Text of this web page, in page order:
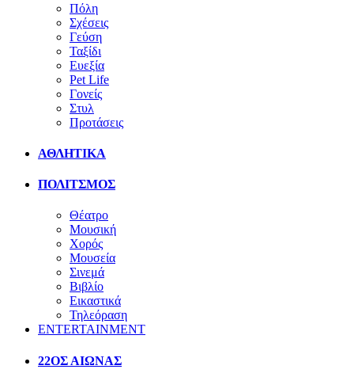
Πόλη
Σχέσεις
Γεύση
Ταξίδι
Ευεξία
Pet Life
Γονείς
Στυλ
Προτάσεις
ΑΘΛΗΤΙΚΑ
ΠΟΛΙΤΣΜΟΣ
Θέατρο
Μουσική
Χορός
Μουσεία
Σινεμά
Βιβλίο
Εικαστικά
Τηλεόραση
ENTERTAINMENT
22ΟΣ ΑΙΩΝΑΣ